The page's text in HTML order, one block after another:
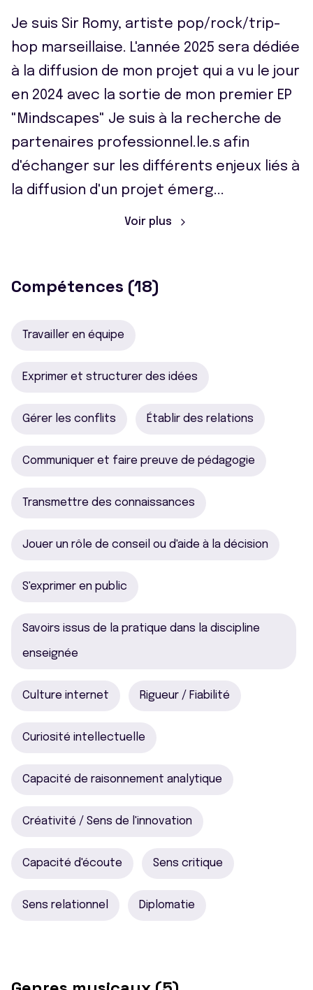
Je suis Sir Romy, artiste pop/rock/trip-
hop marseillaise. L'année 2025 sera dédiée
à la diffusion de mon projet qui a vu le jour
en 2024 avec la sortie de mon premier EP
"Mindscapes" Je suis à la recherche de
partenaires professionnel.le.s afin
d'échanger sur les différents enjeux liés à
la diffusion d'un projet émerg...
Voir plus
Compétences (18)
Travailler en équipe
Exprimer et structurer des idées
Gérer les conflits Établir des relations
Communiquer et faire preuve de pédagogie
Transmettre des connaissances
Jouer un rôle de conseil ou d'aide à la décision
S'exprimer en public
Savoirs issus de la pratique dans la discipline
enseignée
Culture internet Rigueur / Fiabilité
Curiosité intellectuelle
Capacité de raisonnement analytique
Créativité / Sens de l'innovation
Capacité d'écoute Sens critique
Sens relationnel Diplomatie